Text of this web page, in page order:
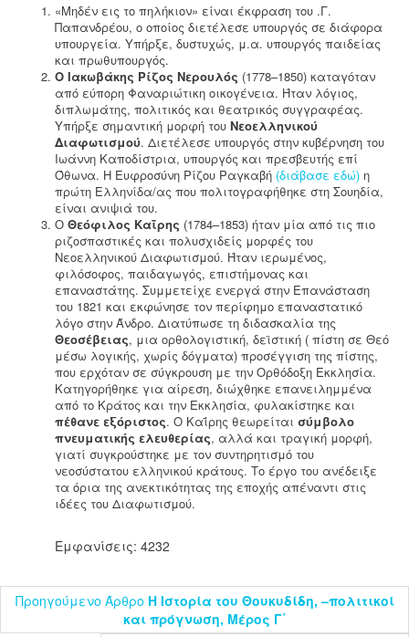
«Μηδέν εις το πηλήκιον» είναι έκφραση του .Γ.
Παπανδρέου, ο οποίος διετέλεσε υπουργός σε διάφορα
υπουργεία. Υπήρξε, δυστυχώς, μ.α. υπουργός παιδείας
και πρωθυπουργός.
Ο Ιακωβάκης Ρίζος Νερουλός (1778–1850) καταγόταν
από εύπορη Φαναριώτικη οικογένεια. Ήταν λόγιος,
διπλωμάτης, πολιτικός και θεατρικός συγγραφέας.
Υπήρξε σημαντική μορφή του Νεοελληνικού
Διαφωτισμού. Διετέλεσε υπουργός στην κυβέρνηση του
Ιωάννη Καποδίστρια, υπουργός και πρεσβευτής επί
Όθωνα. Η Ευφροσύνη Ρίζου Ραγκαβή (διάβασε εδώ) η
πρώτη Ελληνίδα/ας που πολιτογραφήθηκε στη Σουηδία,
είναι ανιψιά του.
Ο Θεόφιλος Καΐρης (1784–1853) ήταν μία από τις πιο
ριζοσπαστικές και πολυσχιδείς μορφές του
Νεοελληνικού Διαφωτισμού. Ήταν ιερωμένος,
φιλόσοφος, παιδαγωγός, επιστήμονας και
επαναστάτης. Συμμετείχε ενεργά στην Επανάσταση
του 1821 και εκφώνησε τον περίφημο επαναστατικό
λόγο στην Άνδρο. Διατύπωσε τη διδασκαλία της
Θεοσέβειας, μια ορθολογιστική, δεϊστική ( πίστη σε Θεό
μέσω λογικής, χωρίς δόγματα) προσέγγιση της πίστης,
που ερχόταν σε σύγκρουση με την Ορθόδοξη Εκκλησία.
Κατηγορήθηκε για αίρεση, διώχθηκε επανειλημμένα
από το Κράτος και την Εκκλησία, φυλακίστηκε και
πέθανε εξόριστος. Ο Καΐρης θεωρείται σύμβολο
πνευματικής ελευθερίας, αλλά και τραγική μορφή,
γιατί συγκρούστηκε με τον συντηρητισμό του
νεοσύστατου ελληνικού κράτους. Το έργο του ανέδειξε
τα όρια της ανεκτικότητας της εποχής απέναντι στις
ιδέες του Διαφωτισμού.
Εμφανίσεις: 4232
Προηγούμενο Άρθρο Η Ιστορία του Θουκυδίδη, –πολιτικοί
και πρόγνωση, Μέρος Γ΄